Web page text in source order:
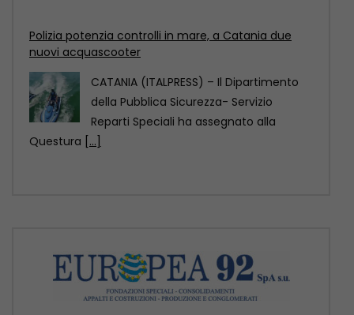
Rsa, infezioni correlate all’assistenza per il 2,6% dei
residenti
ROMA (ITALPRESS) – Nelle RSA italiane
migliaia di residenti hanno un’infezione
correlata all’assistenza, in molti